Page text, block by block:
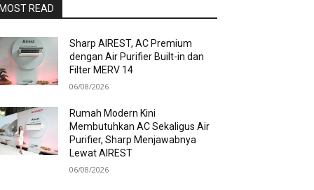
READ
Sharp AIREST, AC Premium
dengan Air Purifier Built-in dan
Filter MERV 14
06/08/2026
Rumah Modern Kini
Membutuhkan AC Sekaligus Air
Purifier, Sharp Menjawabnya
Lewat AIREST
06/08/2026